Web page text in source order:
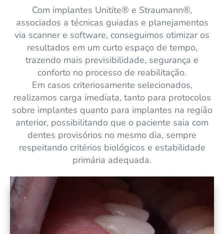
Com implantes Unitite® e Straumann®,
associados a técnicas guiadas e planejamentos
via scanner e software, conseguimos otimizar os
resultados em um curto espaço de tempo,
trazendo mais previsibilidade, segurança e
conforto no processo de reabilitação.
Em casos criteriosamente selecionados,
realizamos carga imediata, tanto para protocolos
sobre implantes quanto para implantes na região
anterior, possibilitando que o paciente saia com
dentes provisórios no mesmo dia, sempre
respeitando critérios biológicos e estabilidade
primária adequada.